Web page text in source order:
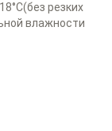
резких
влажности